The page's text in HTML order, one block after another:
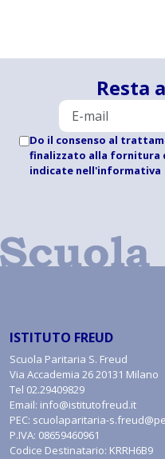
Resta
Do il consenso al
finalizzato alla fornitura
indicate nell'informativa
ISTITUTO FREUD
Scuola Paritaria S. Freud
Via Accademia 26 20131 Milano
Tel 02.29409829
Email: info@istitutofreud.it
PEC: scuolaparitaria-
P.IVA: 08659460961
Codice Destinatario: KRRH6B9